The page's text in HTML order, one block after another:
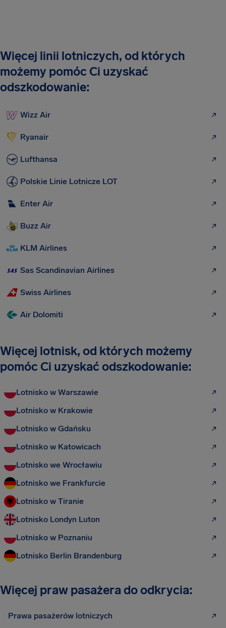
Więcej linii lotniczych, od których
możemy pomóc Ci uzyskać
odszkodowanie:
Wizz Air
Ryanair
Lufthansa
Polskie Linie Lotnicze LOT
Enter Air
Buzz Air
KLM Airlines
Sas Scandinavian Airlines
Swiss Airlines
Air Dolomiti
Więcej lotnisk, od których możemy
pomóc Ci uzyskać odszkodowanie:
Lotnisko w Warszawie
Lotnisko w Krakowie
Lotnisko w Gdańsku
Lotnisko w Katowicach
Lotnisko we Wrocławiu
Lotnisko we Frankfurcie
Lotnisko w Tiranie
Lotnisko Londyn Luton
Lotnisko w Poznaniu
Lotnisko Berlin Brandenburg
Więcej praw pasażera do odkrycia:
Prawa pasażerów lotniczych